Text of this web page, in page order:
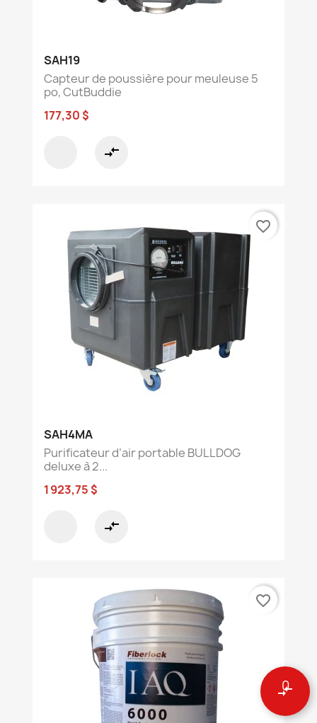
0
compare_arrows
SAH19
Capteur de poussière pour meuleuse 5
po, CutBuddie
177,30 $
compare_arrows
SAH4MA
Purificateur d’air portable BULLDOG
deluxe à 2...
1 923,75 $
compare_arrows
favorite_border
favorite_border